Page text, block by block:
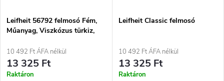
é
s
e
j
a
Leifheit 56792 felmosó Fém,
Műanyag, Viszkózus türkiz,
10 492 Ft ÁFA nélkül
13 325 Ft
Raktáron
Leifheit Classic felmosó
10 492 Ft ÁFA nélkül
13 325 Ft
Raktáron